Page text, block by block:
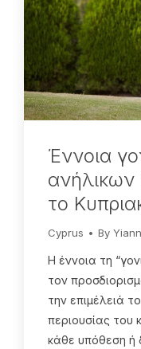
Έννοια
το
Cyprus By
Η έννοια τη
τον
την επιμέλειά
περιουσίας του
κάθε υπόθεση ή